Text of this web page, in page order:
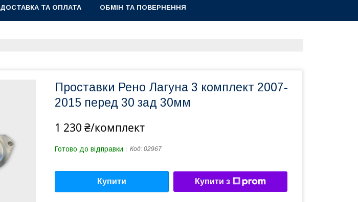
ДОСТАВКА ТА ОПЛАТА ОБМІН ТА ПОВЕРНЕННЯ
Проставки Рено Лагуна 3 комплект 2007-
2015 перед 30 зад 30мм
1 230 ₴/комплект
Готово до відправки Код: 02967
Купити Купити з